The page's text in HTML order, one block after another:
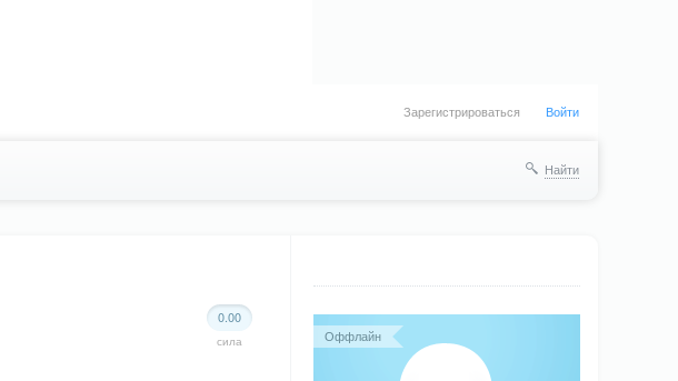
Зарегистрироваться Войти
Найти
Оффлайн
0.00
сила